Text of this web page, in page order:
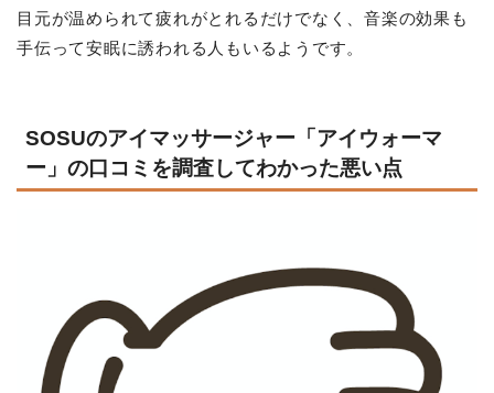
目元が温められて疲れがとれるだけでなく、音楽の効果も
手伝って安眠に誘われる人もいるようです。
SOSUのアイマッサージャー「アイウォーマ
ー」の口コミを調査してわかった悪い点